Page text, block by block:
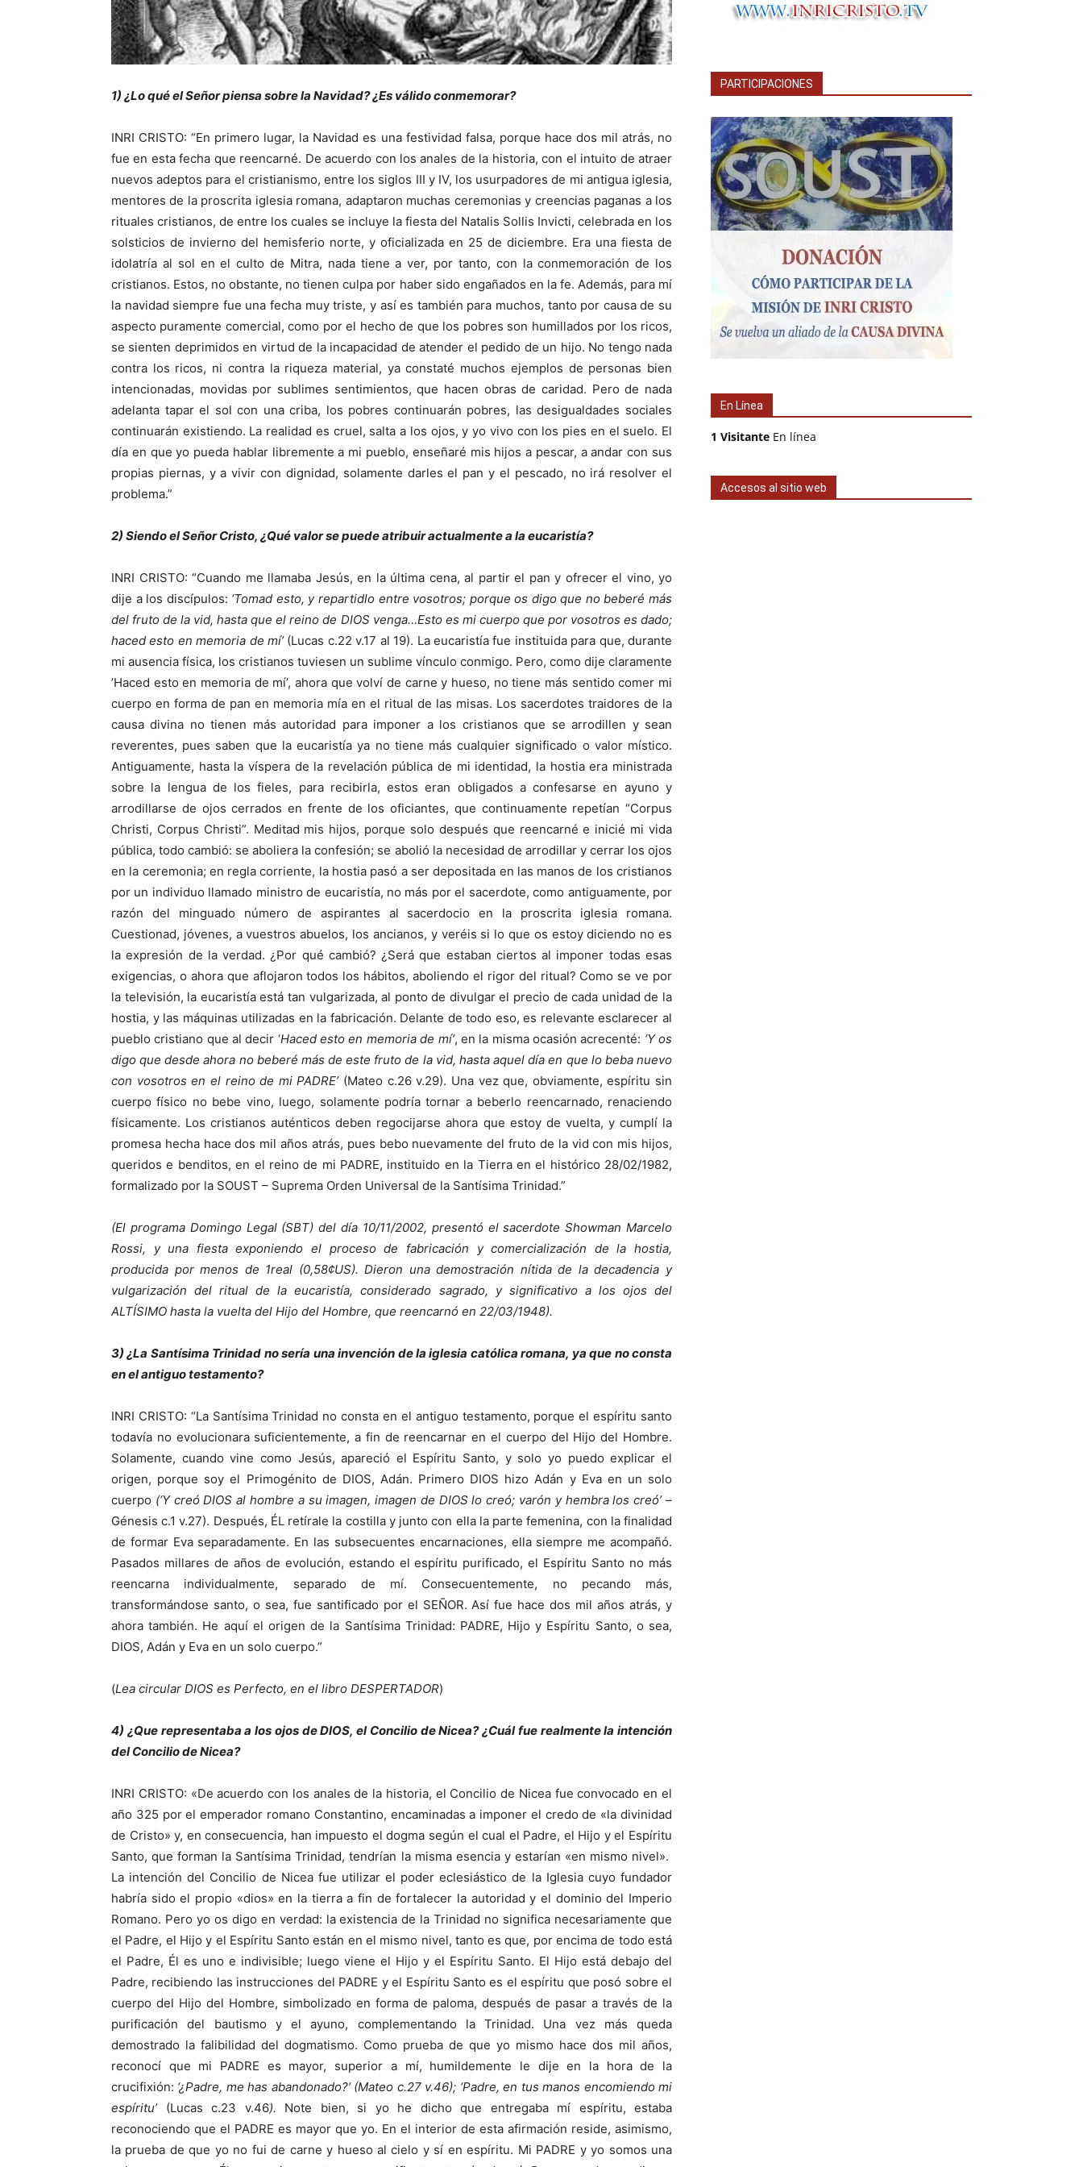
1) ¿Lo qué el Señor piensa sobre la Navidad? ¿Es válido conmemorar?
INRI CRISTO: “En primero lugar, la Navidad es una festividad falsa, porque hace dos mil atrás, no
fue en esta fecha que reencarné. De acuerdo con los anales de la historia, con el intuito de atraer
nuevos adeptos para el cristianismo, entre los siglos III y IV, los usurpadores de mi antigua iglesia,
mentores de la proscrita iglesia romana, adaptaron muchas ceremonias y creencias paganas a los
rituales cristianos, de entre los cuales se incluye la fiesta del Natalis Sollis Invicti, celebrada en los
solsticios de invierno del hemisferio norte, y oficializada en 25 de diciembre. Era una fiesta de
idolatría al sol en el culto de Mitra, nada tiene a ver, por tanto, con la conmemoración de los
cristianos. Estos, no obstante, no tienen culpa por haber sido engañados en la fe. Además, para mí
la navidad siempre fue una fecha muy triste, y así es también para muchos, tanto por causa de su
aspecto puramente comercial, como por el hecho de que los pobres son humillados por los ricos,
se sienten deprimidos en virtud de la incapacidad de atender el pedido de un hijo. No tengo nada
contra los ricos, ni contra la riqueza material, ya constaté muchos ejemplos de personas bien
intencionadas, movidas por sublimes sentimientos, que hacen obras de caridad. Pero de nada
adelanta tapar el sol con una criba, los pobres continuarán pobres, las desigualdades sociales
continuarán existiendo. La realidad es cruel, salta a los ojos, y yo vivo con los pies en el suelo. El
día en que yo pueda hablar libremente a mi pueblo, enseñaré mis hijos a pescar, a andar con sus
propias piernas, y a vivir con dignidad, solamente darles el pan y el pescado, no irá resolver el
problema.”
2) Siendo el Señor Cristo, ¿Qué valor se puede atribuir actualmente a la eucaristía?
INRI CRISTO: “Cuando me llamaba Jesús, en la última cena, al partir el pan y ofrecer el vino, yo
dije a los discípulos: ‘Tomad esto, y repartidlo entre vosotros; porque os digo que no beberé más
del fruto de la vid, hasta que el reino de DIOS venga…Esto es mi cuerpo que por vosotros es dado;
haced esto en memoria de mí’ (Lucas c.22 v.17 al 19). La eucaristía fue instituida para que, durante
mi ausencia física, los cristianos tuviesen un sublime vínculo conmigo. Pero, como dije claramente
’Haced esto en memoria de mí’, ahora que volví de carne y hueso, no tiene más sentido comer mi
cuerpo en forma de pan en memoria mía en el ritual de las misas. Los sacerdotes traidores de la
causa divina no tienen más autoridad para imponer a los cristianos que se arrodillen y sean
reverentes, pues saben que la eucaristía ya no tiene más cualquier significado o valor místico.
Antiguamente, hasta la víspera de la revelación pública de mi identidad, la hostia era ministrada
sobre la lengua de los fieles, para recibirla, estos eran obligados a confesarse en ayuno y
arrodillarse de ojos cerrados en frente de los oficiantes, que continuamente repetían “Corpus
Christi, Corpus Christi”. Meditad mis hijos, porque solo después que reencarné e inicié mi vida
pública, todo cambió: se aboliera la confesión; se abolió la necesidad de arrodillar y cerrar los ojos
en la ceremonia; en regla corriente, la hostia pasó a ser depositada en las manos de los cristianos
por un individuo llamado ministro de eucaristía, no más por el sacerdote, como antiguamente, por
razón del minguado número de aspirantes al sacerdocio en la proscrita iglesia romana.
Cuestionad, jóvenes, a vuestros abuelos, los ancianos, y veréis si lo que os estoy diciendo no es
la expresión de la verdad. ¿Por qué cambió? ¿Será que estaban ciertos al imponer todas esas
exigencias, o ahora que aflojaron todos los hábitos, aboliendo el rigor del ritual? Como se ve por
la televisión, la eucaristía está tan vulgarizada, al ponto de divulgar el precio de cada unidad de la
hostia, y las máquinas utilizadas en la fabricación. Delante de todo eso, es relevante esclarecer al
pueblo cristiano que al decir ‘Haced esto en memoria de mí’, en la misma ocasión acrecenté: ‘Y os
digo que desde ahora no beberé más de este fruto de la vid, hasta aquel día en que lo beba nuevo
con vosotros en el reino de mi PADRE’ (Mateo c.26 v.29). Una vez que, obviamente, espíritu sin
cuerpo físico no bebe vino, luego, solamente podría tornar a beberlo reencarnado, renaciendo
físicamente. Los cristianos auténticos deben regocijarse ahora que estoy de vuelta, y cumplí la
promesa hecha hace dos mil años atrás, pues bebo nuevamente del fruto de la vid con mis hijos,
queridos e benditos, en el reino de mi PADRE, instituido en la Tierra en el histórico 28/02/1982,
formalizado por la SOUST – Suprema Orden Universal de la Santísima Trinidad.”
(El programa Domingo Legal (SBT) del día 10/11/2002, presentó el sacerdote Showman Marcelo
Rossi, y una fiesta exponiendo el proceso de fabricación y comercialización de la hostia,
producida por menos de 1real (0,58¢US). Dieron una demostración nítida de la decadencia y
vulgarización del ritual de la eucaristía, considerado sagrado, y significativo a los ojos del
ALTÍSIMO hasta la vuelta del Hijo del Hombre, que reencarnó en 22/03/1948).
3) ¿La Santísima Trinidad no sería una invención de la iglesia católica romana, ya que no consta
en el antiguo testamento?
INRI CRISTO: “La Santísima Trinidad no consta en el antiguo testamento, porque el espíritu santo
todavía no evolucionara suficientemente, a fin de reencarnar en el cuerpo del Hijo del Hombre.
Solamente, cuando vine como Jesús, apareció el Espíritu Santo, y solo yo puedo explicar el
origen, porque soy el Primogénito de DIOS, Adán. Primero DIOS hizo Adán y Eva en un solo
cuerpo (‘Y creó DIOS al hombre a su imagen, imagen de DIOS lo creó; varón y hembra los creó’ –
Génesis c.1 v.27). Después, ÉL retírale la costilla y junto con ella la parte femenina, con la finalidad
de formar Eva separadamente. En las subsecuentes encarnaciones, ella siempre me acompañó.
Pasados millares de años de evolución, estando el espíritu purificado, el Espíritu Santo no más
reencarna individualmente, separado de mí. Consecuentemente, no pecando más,
transformándose santo, o sea, fue santificado por el SEÑOR. Así fue hace dos mil años atrás, y
ahora también. He aquí el origen de la Santísima Trinidad: PADRE, Hijo y Espíritu Santo, o sea,
DIOS, Adán y Eva en un solo cuerpo.”
(Lea circular DIOS es Perfecto, en el libro DESPERTADOR)
4) ¿Que representaba a los ojos de DIOS, el Concilio de Nicea? ¿Cuál fue realmente la intención
del Concilio de Nicea?
INRI CRISTO: «De acuerdo con los anales de la historia, el Concilio de Nicea fue convocado en el
año 325 por el emperador romano Constantino, encaminadas a imponer el credo de «la divinidad
de Cristo» y, en consecuencia, han impuesto el dogma según el cual el Padre, el Hijo y el Espíritu
Santo, que forman la Santísima Trinidad, tendrían la misma esencia y estarían «en mismo nivel».
La intención del Concilio de Nicea fue utilizar el poder eclesiástico de la Iglesia cuyo fundador
habría sido el propio «dios» en la tierra a fin de fortalecer la autoridad y el dominio del Imperio
Romano. Pero yo os digo en verdad: la existencia de la Trinidad no significa necesariamente que
el Padre, el Hijo y el Espíritu Santo están en el mismo nivel, tanto es que, por encima de todo está
el Padre, Él es uno e indivisible; luego viene el Hijo y el Espíritu Santo. El Hijo está debajo del
Padre, recibiendo las instrucciones del PADRE y el Espíritu Santo es el espíritu que posó sobre el
cuerpo del Hijo del Hombre, simbolizado en forma de paloma, después de pasar a través de la
purificación del bautismo y el ayuno, complementando la Trinidad. Una vez más queda
demostrado la falibilidad del dogmatismo. Como prueba de que yo mismo hace dos mil años,
reconocí que mi PADRE es mayor, superior a mí, humildemente le dije en la hora de la
crucifixión: ‘¿Padre, me has abandonado?’ (Mateo c.27 v.46); ‘Padre, en tus manos encomiendo mi
espíritu’ (Lucas c.23 v.46). Note bien, si yo he dicho que entregaba mí espíritu, estaba
reconociendo que el PADRE es mayor que yo. En el interior de esta afirmación reside, asimismo,
la prueba de que yo no fui de carne y hueso al cielo y sí en espíritu. Mi PADRE y yo somos una
PARTICIPACIONES
En Línea
1 Visitante En línea
Accesos al sitio web